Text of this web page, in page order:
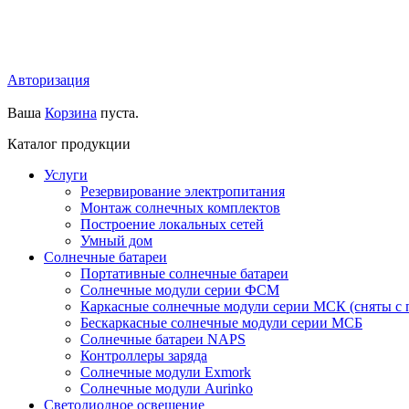
Авторизация
Ваша Корзина пуста.
Каталог продукции
Услуги
Резервирование электропитания
Монтаж солнечных комплектов
Построение локальных сетей
Умный дом
Солнечные батареи
Портативные солнечные батареи
Солнечные модули серии ФСМ
Каркасные солнечные модули серии МСК (сняты с
Бескаркасные солнечные модули серии МСБ
Солнечные батареи NAPS
Контроллеры заряда
Солнечные модули Exmork
Солнечные модули Aurinko
Светодиодное освещение